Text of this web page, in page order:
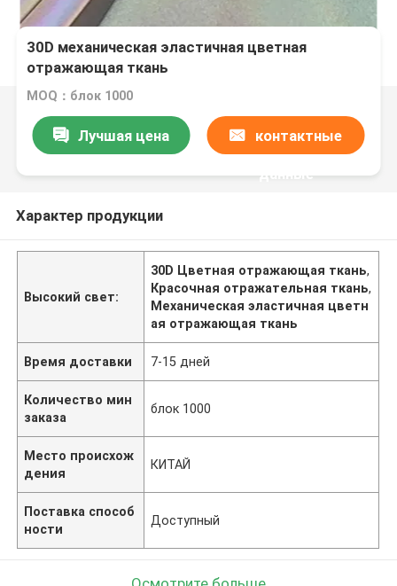
30D механическая эластичная цветная
отражающая ткань
MOQ：блок 1000
Лучшая цена контактные
данные
Характер продукции
Высокий свет:
30D Цветная отражающая ткань,
Красочная отражательная ткань,
Механическая эластичная цветн
ая отражающая ткань
Время доставки 7-15 дней
Количество мин
заказа
блок 1000
Место происхож
дения
КИТАЙ
Поставка способ
ности
Доступный